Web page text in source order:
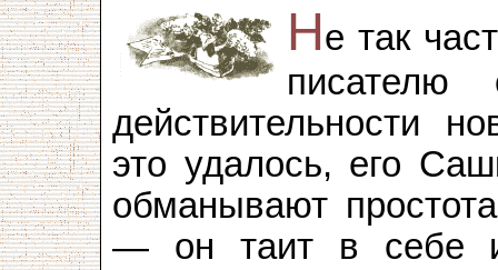
Не так
писателю
действительности
это удалось, его
обманывают
— он таит в себе и